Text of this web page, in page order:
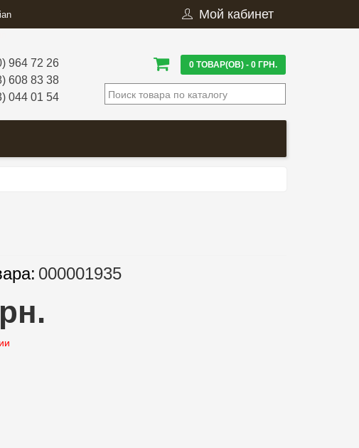
Мой кабинет
964 72 26
608 83 38
044 01 54
0 ТОВАР(ОВ) - 0 ГРН.
000001935